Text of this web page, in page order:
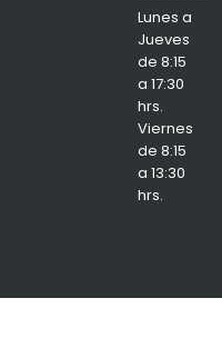
Lunes a
Jueves
de 8:15
a 17:30
hrs.
Viernes
de 8:15
a 13:30
hrs.